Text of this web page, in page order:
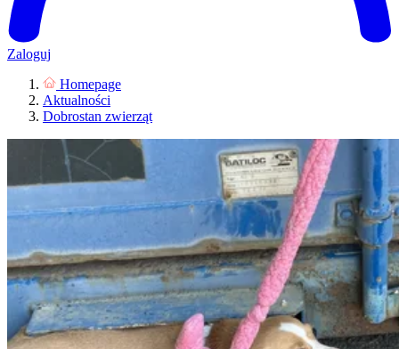
Zaloguj
Homepage
Aktualności
Dobrostan zwierząt